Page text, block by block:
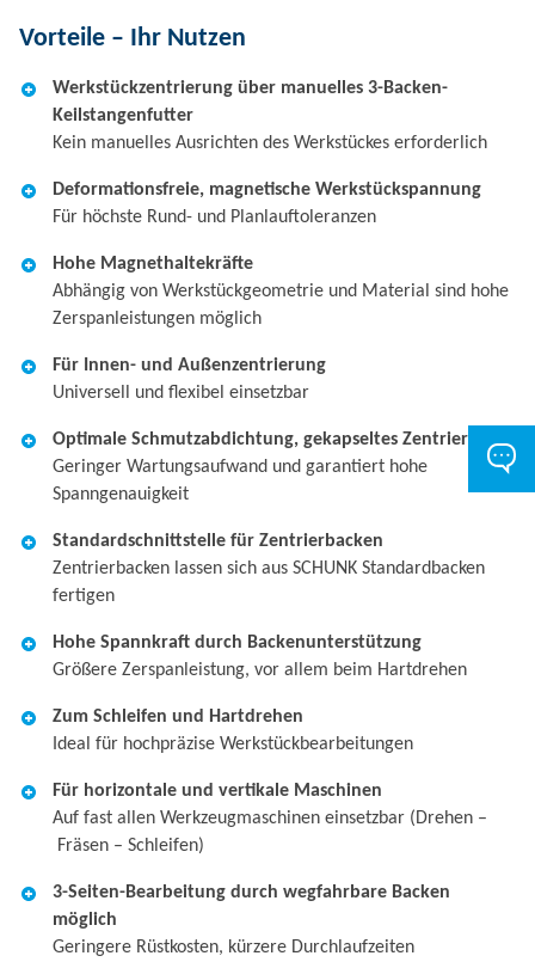
Vorteile – Ihr Nutzen
Werkstückzentrierung über manuelles 3-Backen-
Keilstangenfutter
Kein manuelles Ausrichten des Werkstückes erforderlich
Deformationsfreie, magnetische Werkstückspannung
Für höchste Rund- und Planlauftoleranzen
Hohe Magnethaltekräfte
Abhängig von Werkstückgeometrie und Material sind hohe
Zerspanleistungen möglich
Für Innen- und Außenzentrierung
Universell und flexibel einsetzbar
Optimale Schmutzabdichtung, gekapseltes Zentrierfutter
Geringer Wartungsaufwand und garantiert hohe
Spanngenauigkeit
Standardschnittstelle für Zentrierbacken
Zentrierbacken lassen sich aus SCHUNK Standardbacken
fertigen
Hohe Spannkraft durch Backenunterstützung
Größere Zerspanleistung, vor allem beim Hartdrehen
Zum Schleifen und Hartdrehen
Ideal für hochpräzise Werkstückbearbeitungen
Für horizontale und vertikale Maschinen
Auf fast allen Werkzeugmaschinen einsetzbar (Drehen –
Fräsen – Schleifen)
3-Seiten-Bearbeitung durch wegfahrbare Backen
möglich
Geringere Rüstkosten, kürzere Durchlaufzeiten